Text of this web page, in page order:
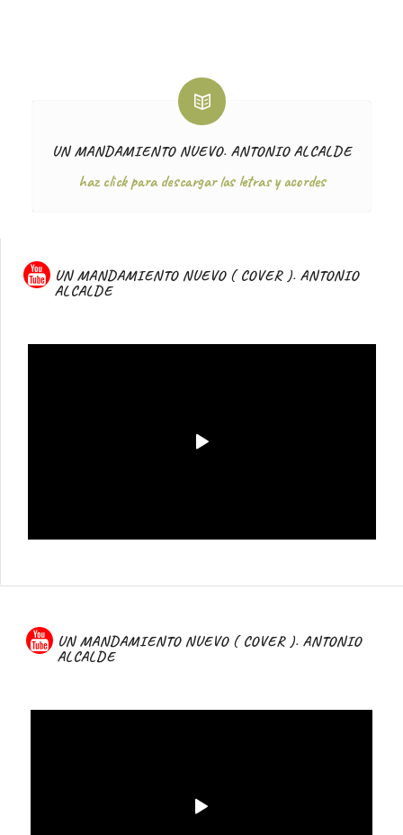
UN MANDAMIENTO NUEVO. ANTONIO ALCALDE
haz click para descargar las letras y acordes
UN MANDAMIENTO NUEVO ( COVER ). ANTONIO
ALCALDE
UN MANDAMIENTO NUEVO ( COVER ). ANTONIO
ALCALDE